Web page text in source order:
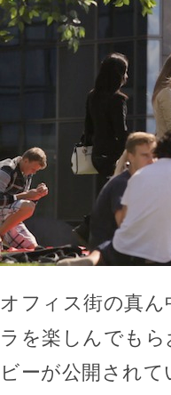
オフィス街の真
ラを楽しんでも
ビーが公開され